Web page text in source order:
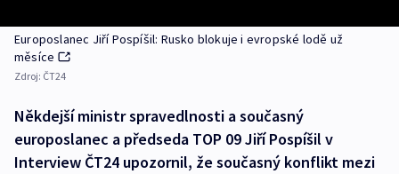
Europoslanec Jiří Pospíšil: Rusko blokuje i evropské lodě už
měsíce
Zdroj: ČT24
Někdejší ministr spravedlnosti a současný
europoslanec a předseda TOP 09 Jiří Pospíšil v
Interview ČT24 upozornil, že současný konflikt mezi